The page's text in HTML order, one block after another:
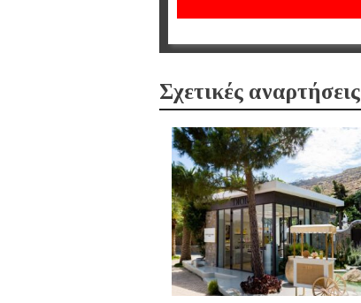
Σχετικές αναρτήσεις